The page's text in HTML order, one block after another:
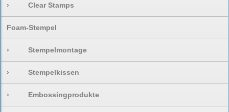
› Clear Stamps
Foam-Stempel
› Stempelmontage
› Stempelkissen
› Embossingprodukte